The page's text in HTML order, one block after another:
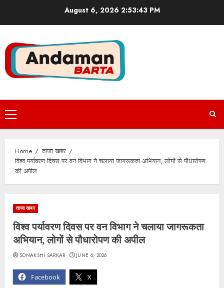
August 6, 2026 2:53:44 PM
Primary
Menu
Home
ताजा खबर
विश्व पर्यावरण दिवस पर वन विभाग ने चलाया जागरूकता अभियान, लोगों से पौधारोपण
की अपील
ताजा खबर
विश्व पर्यावरण दिवस पर वन विभाग ने चलाया जागरूकता
अभियान, लोगों से पौधारोपण की अपील
Facebook X
SONAKSHI SARKAR JUNE 6, 2026